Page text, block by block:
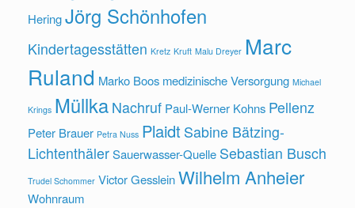
HeringJörg Schönhofen
Kindertagesstätten Kretz Kruft Malu Dreyer Marc
Ruland Marko Boos medizinische Versorgung Michael
Krings Müllka Nachruf Paul-Werner Kohns Pellenz
Peter Brauer Petra Nuss Plaidt Sabine Bätzing-
LichtenthälerSauerwasser-Quelle Sebastian Busch
Trudel Schommer Victor GessleinWilhelm Anheier
Wohnraum